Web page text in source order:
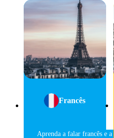
Francês
Aprenda a falar francês e a